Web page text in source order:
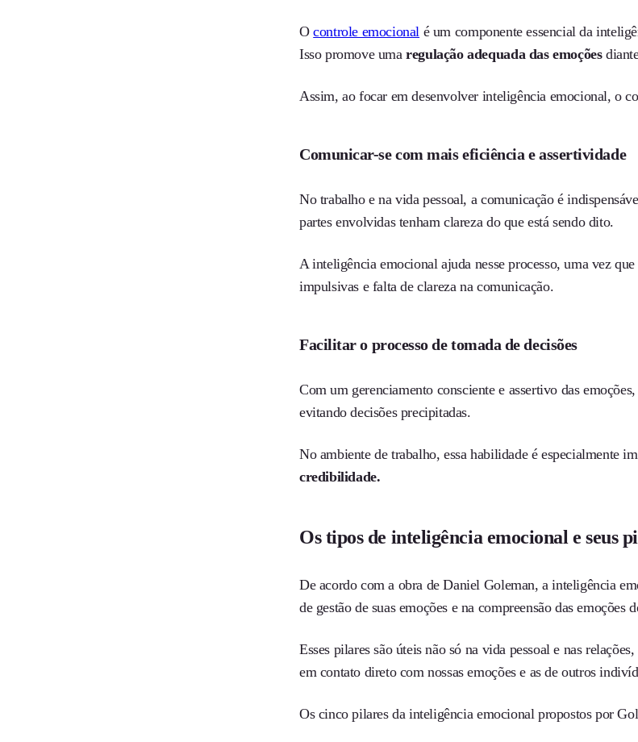
Ocontrole emocional é um componente essencial da
Isso promove umaregulação adequada das emoções
Assim, ao focar em desenvolver inteligência emocional, o
Comunicar-se com mais eficiência e assertividade
No trabalho e na vida pessoal, a comunicação é
partes envolvidas tenham clareza do que está sendo dito.
A inteligência emocional ajuda nesse processo, uma vez
impulsivas e falta de clareza na comunicação.
Facilitar o processo de tomada de decisões
Com um gerenciamento consciente e assertivo das
evitando decisões precipitadas.
No ambiente de trabalho, essa habilidade é especialmente
credibilidade.
Os tipos de inteligência emocional e seus
De acordo com a obra de Daniel Goleman, a inteligência
de gestão de suas emoções e na compreensão das emoções
Esses pilares são úteis não só na vida pessoal e nas
em contato direto com nossas emoções e as de outros
Os cinco pilares da inteligência emocional propostos por